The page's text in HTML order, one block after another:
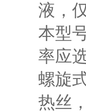
液，
本型
率应
螺旋
热丝